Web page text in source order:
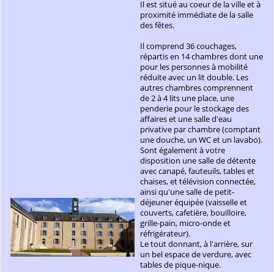
Il est situé au coeur de la ville et à
proximité immédiate de la salle
des fêtes.
Il comprend 36 couchages,
répartis en 14 chambres dont une
pour les personnes à mobilité
réduite avec un lit double. Les
autres chambres comprennent
de 2 à 4 lits une place, une
penderie pour le stockage des
affaires et une salle d'eau
privative par chambre (comptant
une douche, un WC et un lavabo).
Sont également à votre
disposition une salle de détente
avec canapé, fauteuils, tables et
chaises, et télévision connectée,
ainsi qu'une salle de petit-
déjeuner équipée (vaisselle et
couverts, cafetière, bouilloire,
grille-pain, micro-onde et
réfrigérateur).
Le tout donnant, à l'arrière, sur
un bel espace de verdure, avec
tables de pique-nique.